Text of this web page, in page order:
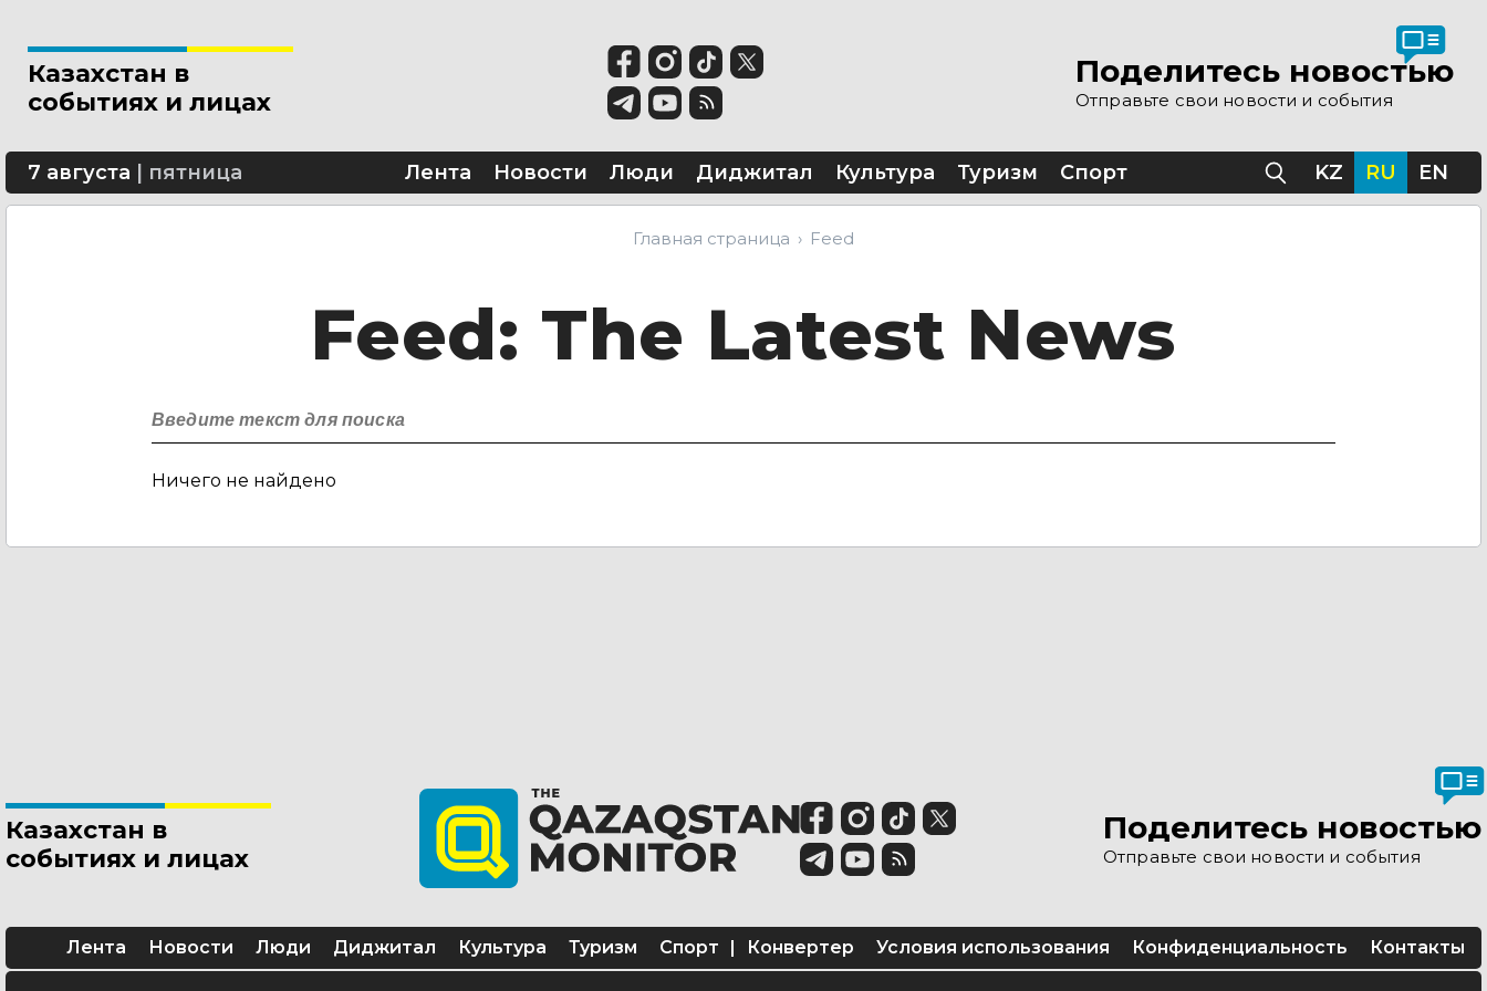
Казахстан в
событиях и лицах
Поделитесь новостью
Отправьте свои новости и события
7 августа пятница Лента Новости Люди Диджитал Культура Туризм Спорт KZ RU EN
Главная страница Feed
Feed: The Latest News
Ничего не найдено
Казахстан в
событиях и лицах
Поделитесь новостью
Отправьте свои новости и события
Лента Новости Люди Диджитал Культура Туризм Спорт | Конвертер Условия использования Конфиденциальность Контакты